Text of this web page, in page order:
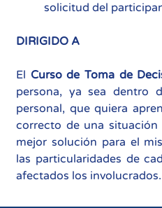
solicitud del
DIRIGIDO A
El Curso de Toma de
persona, ya sea dentro
personal, que quiera
correcto de una
mejor solución para el
las particularidades de
afectados los involucrados.